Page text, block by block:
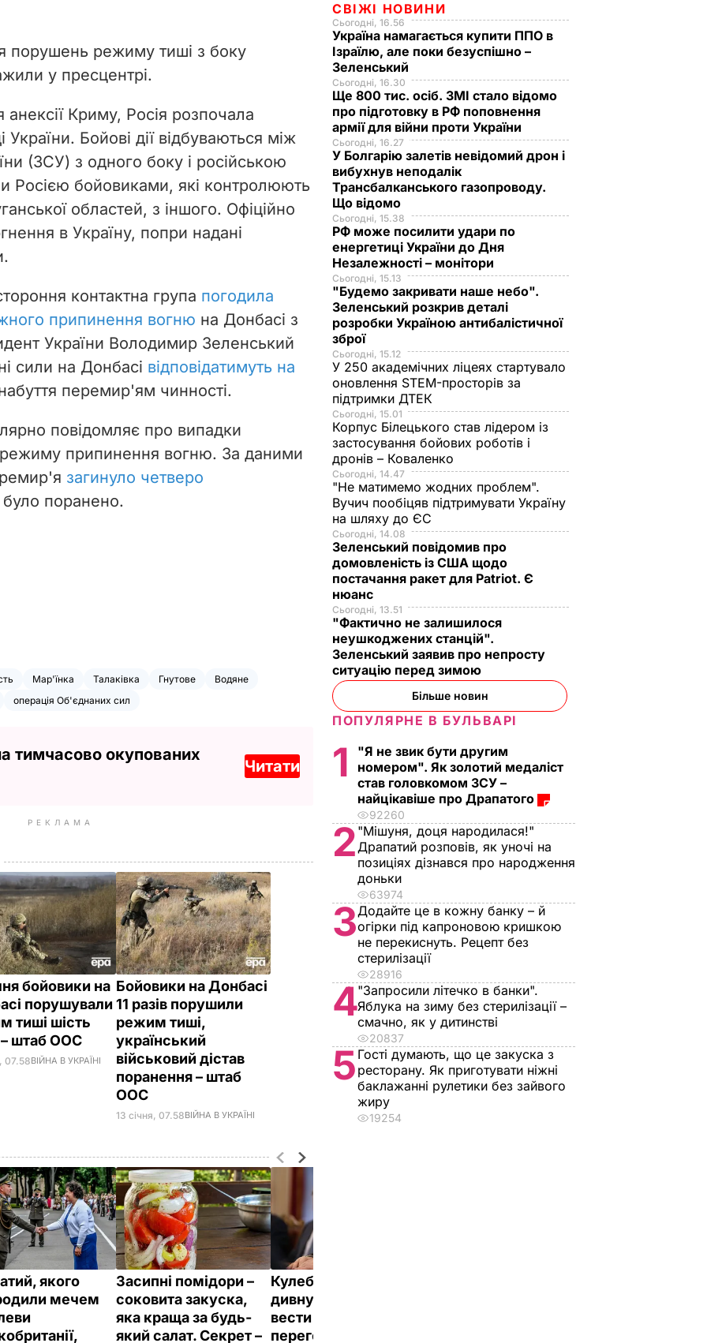
порушень режиму тиші з боку
у пресцентрі.
анексії Криму, Росія розпочала
Бойові дії відбуваються між
(ЗСУ) з одного боку і російською
Росією бойовиками, які контролюють
областей, з іншого. Офіційно
в Україну, попри надані
контактна група погодила
припинення вогню на Донбасі з
України Володимир Зеленський
сили на Донбасі відповідатимуть на
перемир'ям чинності.
повідомляє про випадки
припинення вогню. За даними
загинуло четверо
було поранено.
Мар'їнка Талаківка Гнутове
Водяне
операція Об'єднаних сил
тимчасово окупованих
Читати
РЕКЛАМА
бойовики на
порушували
тиші шість
– штаб ООС
07.58ВІЙНА В УКРАЇНІ
Бойовики на Донбасі
11 разів порушили
режим тиші,
український
військовий дістав
поранення – штаб
ООС
13 січня, 07.58ВІЙНА В УКРАЇНІ
якого
мечем
Засипні помідори –
соковита закуска,
яка краща за будь-
який салат. Секрет –
Кулеба розповів про
дивну манеру Путіна
вести телефонні
переговори
СВІЖІ НОВИНИ
Сьогодні, 16.56
Україна намагається купити ППО в
Ізраїлю, але поки безуспішно –
Зеленський
Сьогодні, 16.30
Ще 800 тис. осіб. ЗМІ стало відомо
про підготовку в РФ поповнення
армії для війни проти України
Сьогодні, 16.27
У Болгарію залетів невідомий дрон і
вибухнув неподалік
Трансбалканського газопроводу.
Що відомо
Сьогодні, 15.38
РФ може посилити удари по
енергетиці України до Дня
Незалежності – монітори
Сьогодні, 15.13
"Будемо закривати наше небо".
Зеленський розкрив деталі
розробки Україною антибалістичної
зброї
Сьогодні, 15.12
У 250 академічних ліцеях стартувало
оновлення STEM-просторів за
підтримки ДТЕК​
Сьогодні, 15.01
Корпус Білецького став лідером із
застосування бойових роботів і
дронів – Коваленко
Сьогодні, 14.47
"Не матимемо жодних проблем".
Вучич пообіцяв підтримувати Україну
на шляху до ЄС
Сьогодні, 14.08
Зеленський повідомив про
домовленість із США щодо
постачання ракет для Patriot. Є
нюанс
Сьогодні, 13.51
"Фактично не залишилося
неушкоджених станцій".
Зеленський заявив про непросту
ситуацію перед зимою
Більше новин
ПОПУЛЯРНЕ В БУЛЬВАРІ
1
"Я не звик бути другим
номером". Як золотий медаліст
став головкомом ЗСУ –
найцікавіше про Драпатого
92260
2 "Мішуня, доця народилася!"
Драпатий розповів, як уночі на
позиціях дізнався про народження
доньки
63974
3Додайте це в кожну банку – й
огірки під капроновою кришкою
не перекиснуть. Рецепт без
стерилізації
28916
4"Запросили літечко в банки".
Яблука на зиму без стерилізації –
смачно, як у дитинстві
20837
5 Гості думають, що це закуска з
ресторану. Як приготувати ніжні
баклажанні рулетики без зайвого
жиру
19254